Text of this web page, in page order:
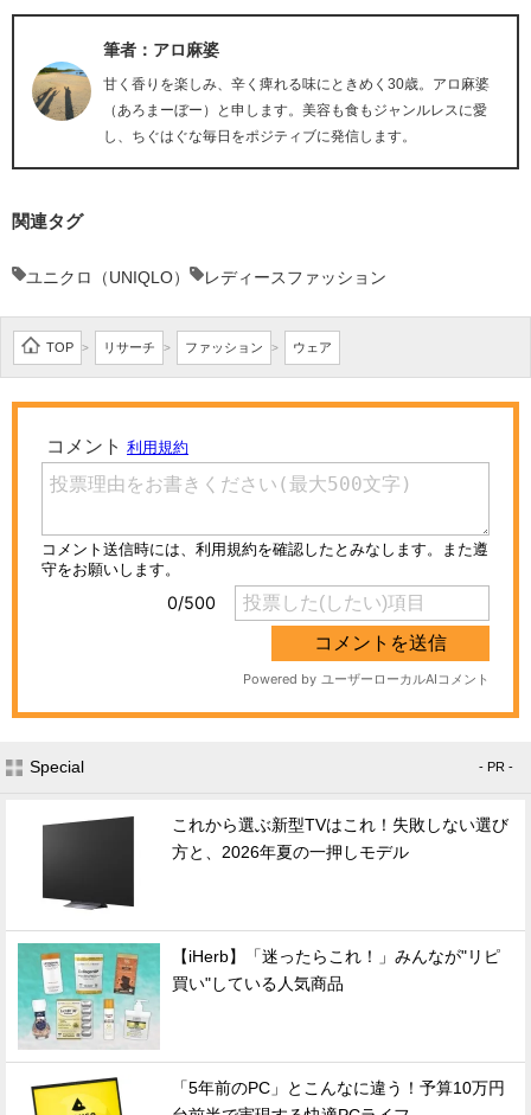
筆者：アロ麻婆
甘く香りを楽しみ、辛く痺れる味にときめく30歳。アロ麻婆
（あろまーぼー）と申します。美容も食もジャンルレスに愛
し、ちぐはぐな毎日をポジティブに発信します。
関連タグ
ユニクロ（UNIQLO） レディースファッション
TOP > リサーチ > ファッション > ウェア
Special - PR -
これから選ぶ新型TVはこれ！失敗しない選び
方と、2026年夏の一押しモデル
【iHerb】「迷ったらこれ！」みんなが"リピ
買い"している人気商品
「5年前のPC」とこんなに違う！予算10万円